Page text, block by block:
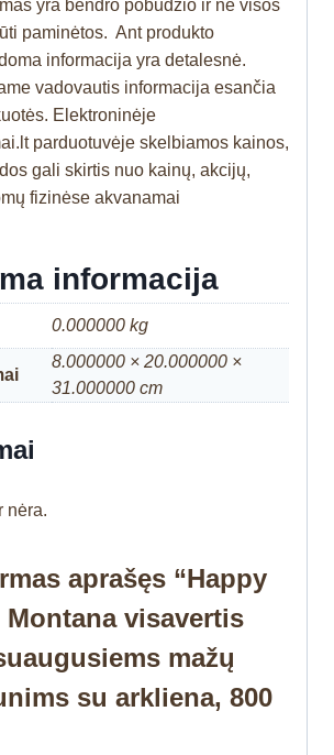
yra bendro pobūdžio ir ne visos
paminėtos. Ant produkto
informacija yra detalesnė.
vadovautis informacija esančia
Elektroninėje
parduotuvėje skelbiamos kainos,
gali skirtis nuo kainų, akcijų,
fizinėse akvanamai
informacija
0.000000 kg
8.000000 × 20.000000 ×
31.000000 cm
nėra.
aprašęs “Happy
visavertis
mažų
su arkliena, 800